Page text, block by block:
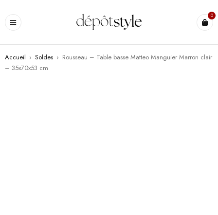
0
Accueil › Soldes › Rousseau – Table basse Matteo Manguier Marron clair
– 35x70x53 cm